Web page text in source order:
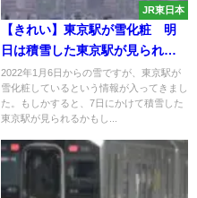
JR東日本
【きれい】東京駅が雪化粧 明
日は積雪した東京駅が見られ
る？！
2022年1月6日からの雪ですが、東京駅が
雪化粧しているという情報が入ってきまし
た。もしかすると、7日にかけて積雪した
東京駅が見られるかもし...